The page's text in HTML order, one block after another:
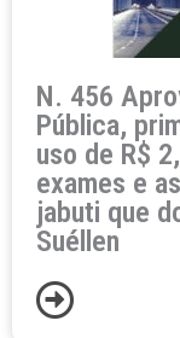
N. 456
Pública,
uso de R$
exames e
jabuti que
Suéllen